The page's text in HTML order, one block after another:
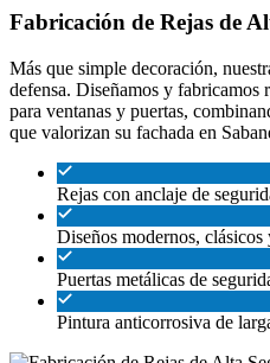
Fabricación de Rejas de
Más que simple decoración,
defensa. Diseñamos y fabricamos
para ventanas y puertas,
que valorizan su fachada en
Rejas con anclaje de
Diseños modernos,
Puertas metálicas de
Pintura anticorrosiva de